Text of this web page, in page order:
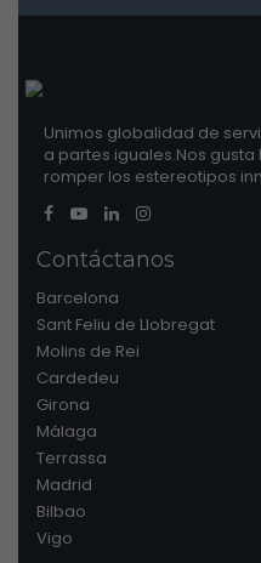
Unimos globalidad de
a partes iguales.Nos
romper los estereotipos
Contáctanos
Barcelona
Sant Feliu de Llobregat
Molins de Rei
Cardedeu
Girona
Málaga
Terrassa
Madrid
Bilbao
Vigo